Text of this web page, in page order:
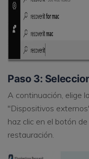
Paso 3:
A continuación, elige
"Dispositivos
haz clic en el botón
restauración.